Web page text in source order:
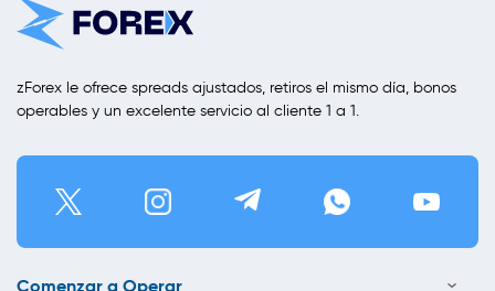
zForex le ofrece spreads ajustados, retiros el mismo día, bonos
operables y un excelente servicio al cliente 1 a 1.
Comenzar a Operar